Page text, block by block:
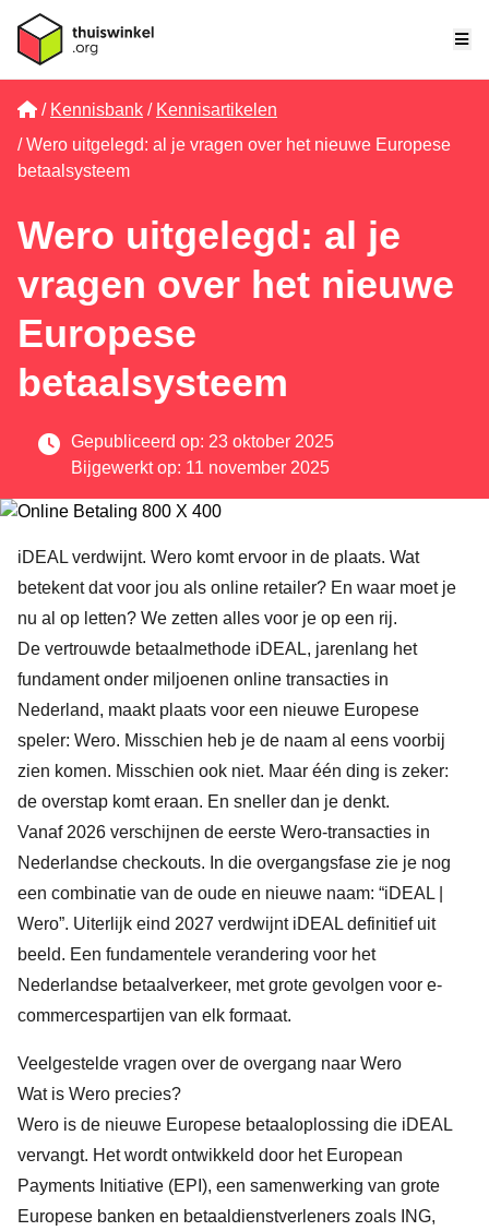
Home
Kennisbank
Kennisartikelen
Wero uitgelegd: al je vragen over het nieuwe Europese
betaalsysteem
Wero uitgelegd: al je
vragen over het nieuwe
Europese
betaalsysteem
Gepubliceerd op: 23 oktober 2025
Bijgewerkt op: 11 november 2025
iDEAL verdwijnt. Wero komt ervoor in de plaats. Wat
betekent dat voor jou als online retailer? En waar moet je
nu al op letten? We zetten alles voor je op een rij.
De vertrouwde betaalmethode iDEAL, jarenlang het
fundament onder miljoenen online transacties in
Nederland, maakt plaats voor een nieuwe Europese
speler: Wero. Misschien heb je de naam al eens voorbij
zien komen. Misschien ook niet. Maar één ding is zeker:
de overstap komt eraan. En sneller dan je denkt.
Vanaf 2026 verschijnen de eerste Wero-transacties in
Nederlandse checkouts. In die overgangsfase zie je nog
een combinatie van de oude en nieuwe naam: “iDEAL |
Wero”. Uiterlijk eind 2027 verdwijnt iDEAL definitief uit
beeld. Een fundamentele verandering voor het
Nederlandse betaalverkeer, met grote gevolgen voor e-
commercespartijen van elk formaat.
Veelgestelde vragen over de overgang naar Wero
Wat is Wero precies?
Wero is de nieuwe Europese betaaloplossing die iDEAL
vervangt. Het wordt ontwikkeld door het European
Payments Initiative (EPI), een samenwerking van grote
Europese banken en betaaldienstverleners zoals ING,